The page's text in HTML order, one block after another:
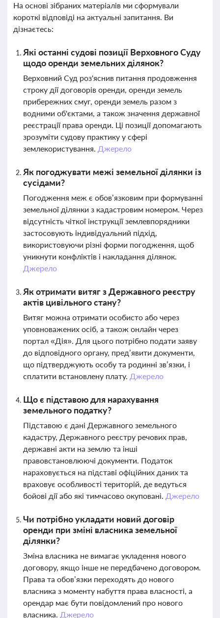
На основі зібраних матеріалів ми сформували
короткі відповіді на актуальні запитання. Ви
дізнаєтесь:
Які останні судові позиції Верховного Суду
щодо оренди земельних ділянок?
Верховний Суд роз'яснив питання продовження
строку дії договорів оренди, оренди земель
прибережних смуг, оренди земель разом з
водними об'єктами, а також значення державної
реєстрації права оренди. Ці позиції допомагають
зрозуміти судову практику у сфері
землекористування. Джерело
Як погоджувати межі земельної ділянки із
сусідами?
Погодження меж є обов’язковим при формуванні
земельної ділянки з кадастровим номером. Через
відсутність чіткої інструкції землевпорядники
застосовують індивідуальний підхід,
використовуючи різні форми погодження, щоб
уникнути конфліктів і накладання ділянок.
Джерело
Як отримати витяг з Державного реєстру
актів цивільного стану?
Витяг можна отримати особисто або через
уповноважених осіб, а також онлайн через
портал «Дія». Для цього потрібно подати заяву
до відповідного органу, пред’явити документи,
що підтверджують особу та родинні зв’язки, і
сплатити встановлену плату. Джерело
Що є підставою для нарахування
земельного податку?
Підставою є дані Державного земельного
кадастру, Державного реєстру речових прав,
державні акти на землю та інші
правовстановлюючі документи. Податок
нараховується на підставі офіційних даних та
враховує особливості територій, де ведуться
бойові дії або які тимчасово окуповані. Джерело
Чи потрібно укладати новий договір
оренди при зміні власника земельної
ділянки?
Зміна власника не вимагає укладення нового
договору, якщо інше не передбачено договором.
Права та обов’язки переходять до нового
власника з моменту набуття права власності, а
орендар має бути повідомлений про нового
власника. Джерело